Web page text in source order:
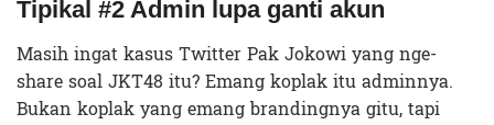
Tipikal #2 Admin lupa ganti akun
Masih ingat kasus Twitter Pak Jokowi yang nge-
share soal JKT48 itu? Emang koplak itu adminnya.
Bukan koplak yang emang brandingnya gitu, tapi